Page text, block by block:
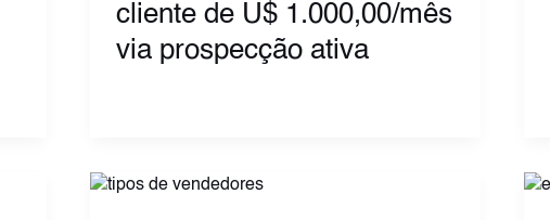
cliente de U$ 1.000,00/mês
via prospecção ativa